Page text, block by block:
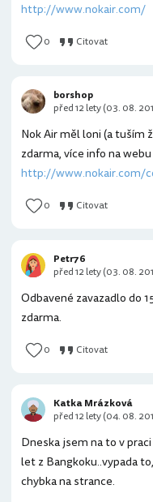
http://www.nokair.com/
0 Citovat
Nok Air měl loni (a tuším
zdarma, více info na webu
http://www.nokair.com/
0 Citovat
borshop
před 12 lety (03. 08.
Odbavené zavazadlo do
zdarma.
0 Citovat
Petr76
před 12 lety (03. 08.
Dneska jsem na to v
let z Bangkoku..vypada
chybka na strance.
Katka Mrázková
před 12 lety (04. 08.